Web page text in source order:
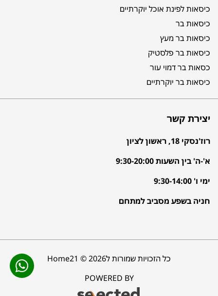
כיסאות לפינת אוכל יוקרתיים
כיסאות בר
כיסאות בר מעץ
כיסאות בר פלסטיק
כסאות בר דמוי עור
כיסאות בר יוקרתיים
יצירת קשר
רוז'נסקי 18, ראשון לציון
א'-ה' בין השעות 9:30-20:00
ימי ו' 9:30-14:00
חניה בשפע מסביב למתחם
כל הזכויות שמורות לHome21 © 2026
POWERED BY